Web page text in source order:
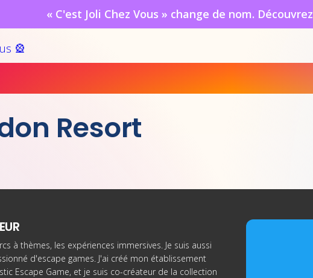
« C'est Joli Chez Vous » change de nom. Découvrez
Resort
à thèmes, les expériences immersives. Je suis aussi
d'escape games. J'ai créé mon établissement
Escape Game, et je suis co-créateur de la collection